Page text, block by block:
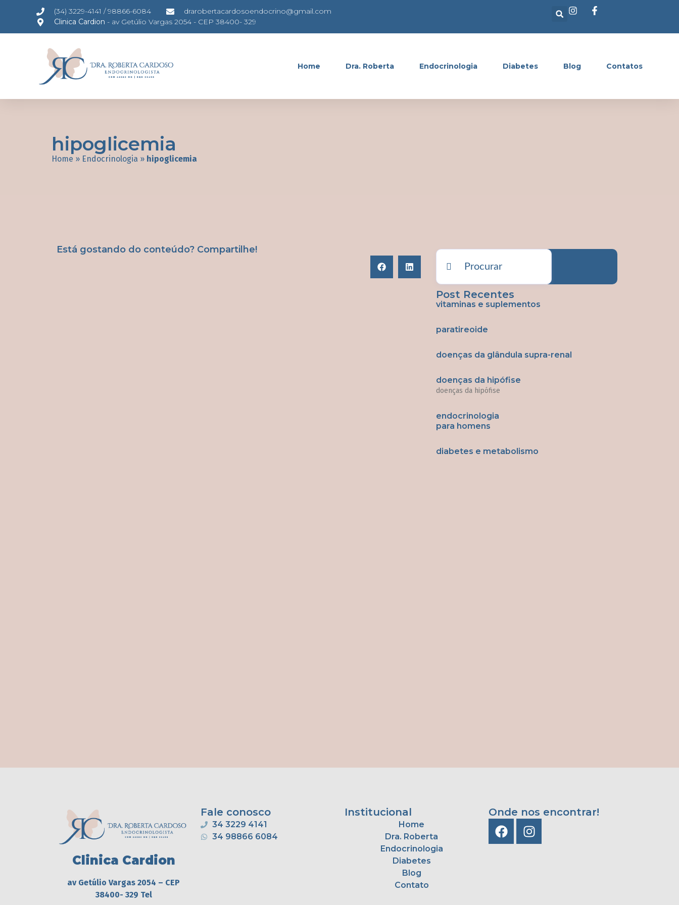
(34) 3229-4141 / 98866-6084
drarobertacardosoendocrino@gmail.com
Clinica Cardion - av Getúlio Vargas 2054 - CEP 38400- 329
Home Dra. Roberta Endocrinologia Diabetes Blog Contatos
hipoglicemia
Home » Endocrinologia » hipoglicemia
Está gostando do conteúdo? Compartilhe!
Post Recentes
vitaminas e suplementos
paratireoide
doenças da glândula supra-renal
doenças da hipófise
doenças da hipófise
endocrinologia
para homens
diabetes e metabolismo
Clinica Cardion
av Getúlio Vargas 2054 – CEP
38400- 329 Tel
Fale conosco
34 3229 4141
34 98866 6084
Institucional
Home
Dra. Roberta
Endocrinologia
Diabetes
Blog
Contato
Onde nos encontrar!